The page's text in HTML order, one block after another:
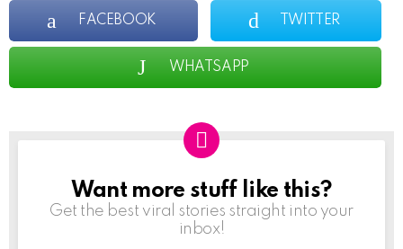
FACEBOOK TWITTER
WHATSAPP
NEWSLETTER
Want more stuff like this?
Get the best viral stories straight into your
inbox!